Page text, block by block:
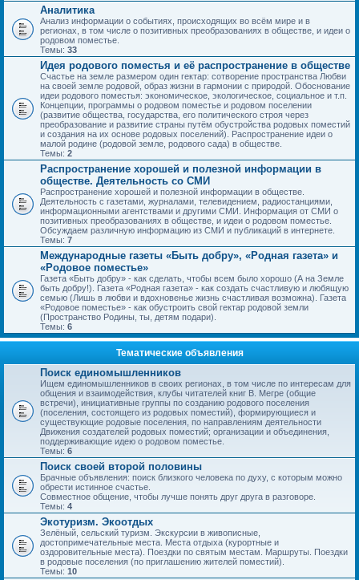
Аналитика
Анализ информации о событиях, происходящих во всём мире и в
регионах, в том числе о позитивных преобразованиях в обществе, и идеи о
родовом поместье.
Темы: 33
Идея родового поместья и её распространение в обществе
Счастье на земле размером один гектар: сотворение пространства Любви
на своей земле родовой, образ жизни в гармонии с природой. Обоснование
идеи родового поместья: экономическое, экологическое, социальное и т.п.
Концепции, программы о родовом поместье и родовом поселении
(развитие общества, государства, его политического строя через
преобразование и развитие страны путём обустройства родовых поместий
и создания на их основе родовых поселений). Распространение идеи о
малой родине (родовой земле, родового сада) в обществе.
Темы: 2
Распространение хорошей и полезной информации в
обществе. Деятельность со СМИ
Распространение хорошей и полезной информации в обществе.
Деятельность с газетами, журналами, телевидением, радиостанциями,
информационными агентствами и другими СМИ. Информация от СМИ о
позитивных преобразованиях в обществе, и идеи о родовом поместье.
Обсуждаем различную информацию из СМИ и публикаций в интернете.
Темы: 7
Международные газеты «Быть добру», «Родная газета» и
«Родовое поместье»
Газета «Быть добру» - как сделать, чтобы всем было хорошо (А на Земле
быть добру!). Газета «Родная газета» - как создать счастливую и любящую
семью (Лишь в любви и вдохновенье жизнь счастливая возможна). Газета
«Родовое поместье» - как обустроить свой гектар родовой земли
(Пространство Родины, ты, детям подари).
Темы: 6
Тематические объявления
Поиск единомышленников
Ищем единомышленников в своих регионах, в том числе по интересам для
общения и взаимодействия, клубы читателей книг В. Мегре (общие
встречи), инициативные группы по созданию родового поселения
(поселения, состоящего из родовых поместий), формирующиеся и
существующие родовые поселения, по направлениям деятельности
Движения создателей родовых поместий; организации и объединения,
поддерживающие идею о родовом поместье.
Темы: 6
Поиск своей второй половины
Брачные объявления: поиск близкого человека по духу, с которым можно
обрести истинное счастье.
Совместное общение, чтобы лучше понять друг друга в разговоре.
Темы: 4
Экотуризм. Экоотдых
Зелёный, сельский туризм. Экскурсии в живописные,
достопримечательные места. Места отдыха (курортные и
оздоровительные места). Поездки по святым местам. Маршруты. Поездки
в родовые поселения (по приглашению жителей поместий).
Темы: 10